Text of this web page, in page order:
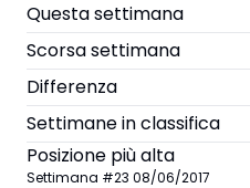
Questa settimana
Scorsa settimana
Differenza
Settimane in classifica
Posizione più alta
Settimana #23 08/06/2017